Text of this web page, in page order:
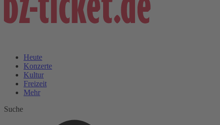
Heute
Konzerte
Kultur
Freizeit
Mehr
Suche